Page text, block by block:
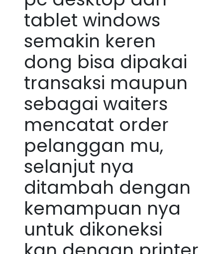
tablet windows
semakin keren
dong bisa dipakai
transaksi maupun
sebagai waiters
mencatat order
pelanggan mu,
selanjut nya
ditambah dengan
kemampuan nya
untuk dikoneksi